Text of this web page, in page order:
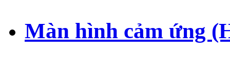
Màn hình cảm ứng